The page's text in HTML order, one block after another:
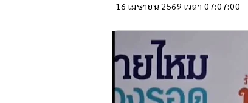
16 เมษายน 2569 เวลา 07:07:00